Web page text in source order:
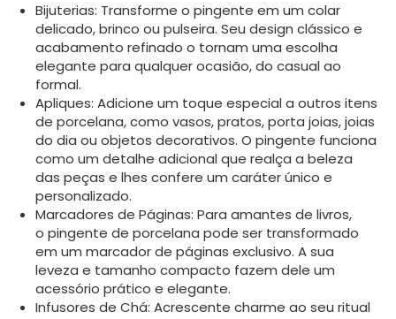
Bijuterias: Transforme o pingente em um colar
delicado, brinco ou pulseira. Seu design clássico e
acabamento refinado o tornam uma escolha
elegante para qualquer ocasião, do casual ao
formal.
Apliques: Adicione um toque especial a outros itens
de porcelana, como vasos, pratos, porta joias, joias
do dia ou objetos decorativos. O pingente funciona
como um detalhe adicional que realça a beleza
das peças e lhes confere um caráter único e
personalizado.
Marcadores de Páginas: Para amantes de livros,
o pingente de porcelana pode ser transformado
em um marcador de páginas exclusivo. A sua
leveza e tamanho compacto fazem dele um
acessório prático e elegante.
Infusores de Chá: Acrescente charme ao seu ritual